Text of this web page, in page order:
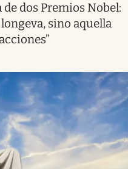
dos Premios Nobel:
sino aquella